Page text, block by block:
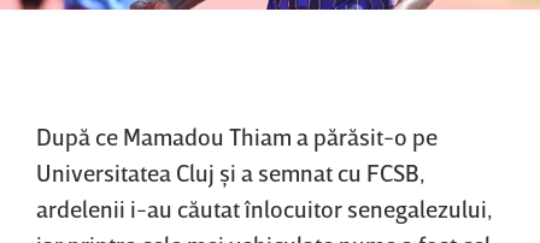
După ce Mamadou Thiam a părăsit-o pe
Universitatea Cluj şi a semnat cu FCSB,
ardelenii i-au căutat înlocuitor senegalezului,